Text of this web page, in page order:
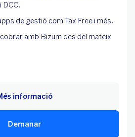
DCC.
de gestió com Tax Free i més.
amb Bizum des del mateix
Demanar
informació